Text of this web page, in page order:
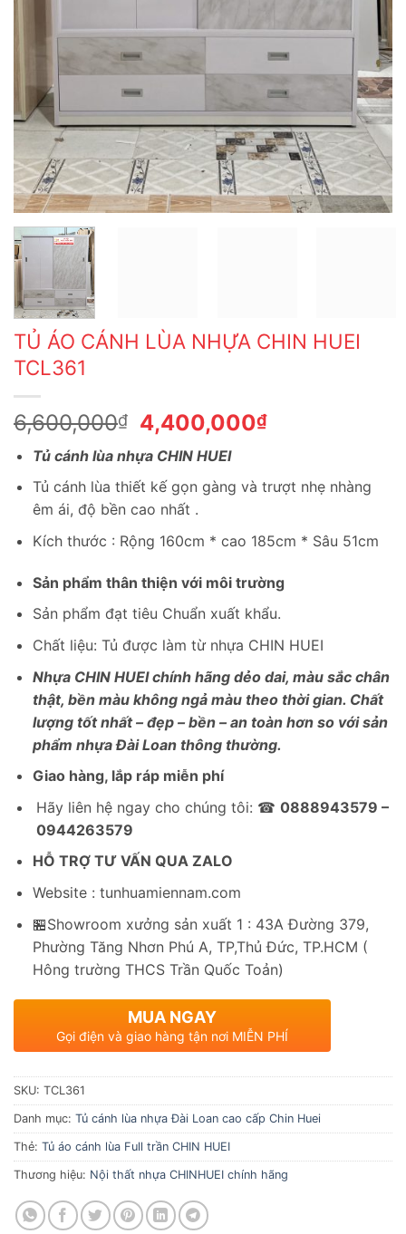
TỦ ÁO CÁNH LÙA NHỰA CHIN HUEI
TCL361
6,600,000₫
Giá
gốc
là:
6,600,000₫.
4,400,000₫Giá
là:
Tủ cánh lùa nhựa CHIN HUEI
Tủ cánh lùa thiết kế gọn gàng và trượt nhẹ nhàng
êm ái, độ bền cao nhất .
Kích thước : Rộng 160cm * cao 185cm * Sâu 51cm
Sản phẩm thân thiện với môi trường
Sản phẩm đạt tiêu Chuẩn xuất khẩu.
Chất liệu: Tủ được làm từ nhựa CHIN HUEI
Nhựa CHIN HUEI chính hãng dẻo dai, màu sắc chân
thật, bền màu không ngả màu theo thời gian. Chất
lượng tốt nhất – đẹp – bền – an toàn hơn so với sản
phẩm nhựa Đài Loan thông thường.
Giao hàng, lắp ráp miễn phí
Hãy liên hệ ngay cho chúng tôi: ☎ 0888943579 –
0944263579
HỖ TRỢ TƯ VẤN QUA ZALO
Website : tunhuamiennam.com
🏪Showroom xưởng sản xuất 1 : 43A Đường 379,
Phường Tăng Nhơn Phú A, TP,Thủ Đức, TP.HCM (
Hông trường THCS Trần Quốc Toản)
MUA NGAY
Gọi điện và giao hàng tận nơi MIỄN PHÍ
SKU: TCL361
Danh mục: Tủ cánh lùa nhựa Đài Loan cao cấp Chin Huei
Thẻ: Tủ áo cánh lùa Full trần CHIN HUEI
Thương hiệu: Nội thất nhựa CHINHUEI chính hãng